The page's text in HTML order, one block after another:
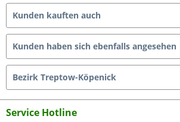
Kunden kauften auch
Kunden haben sich ebenfalls angesehen
Bezirk Treptow-Köpenick
Service Hotline